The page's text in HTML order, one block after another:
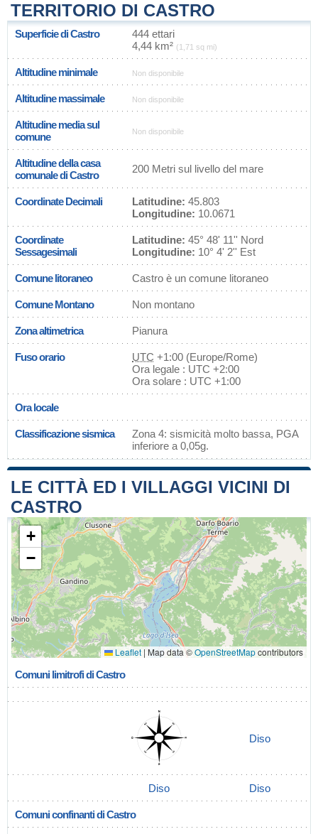
TERRITORIO DI CASTRO
Superficie di Castro
444 ettari
4,44 km² (1,71 sq mi)
Altitudine minimale Non disponibile
Altitudine massimale Non disponibile
Altitudine media sul
comune
Non disponibile
Altitudine della casa
comunale di Castro
200 Metri sul livello del mare
Coordinate Decimali Latitudine: 45.803
Longitudine: 10.0671
Coordinate
Sessagesimali
Latitudine: 45° 48' 11'' Nord
Longitudine: 10° 4' 2'' Est
Comune litoraneo Castro è un comune litoraneo
Comune Montano Non montano
Zona altimetrica Pianura
Fuso orario UTC +1:00 (Europe/Rome)
Ora legale : UTC +2:00
Ora solare : UTC +1:00
Ora locale
Classificazione sismica
Zona 4: sismicità molto bassa, PGA
inferiore a 0,05g.
LE CITTÀ ED I VILLAGGI VICINI DI
CASTRO
+
−
Leaflet | Map data ©OpenStreetMapcontributors
Comuni limitrofi di Castro
Diso
Diso Diso
Comuni confinanti di Castro